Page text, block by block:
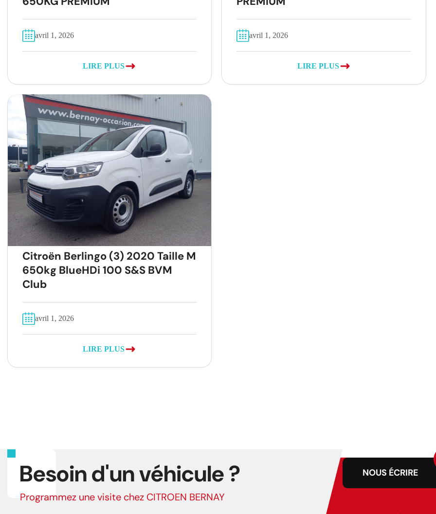
avril 1, 2026
LIRE PLUS
avril 1, 2026
LIRE PLUS
Citroën Berlingo (3) 2020 Taille M
650kg BlueHDi 100 S&S BVM
Club
avril 1, 2026
LIRE PLUS
Besoin d'un véhicule ?
Programmez une visite chez CITROEN BERNAY
NOUS ÉCRIRE